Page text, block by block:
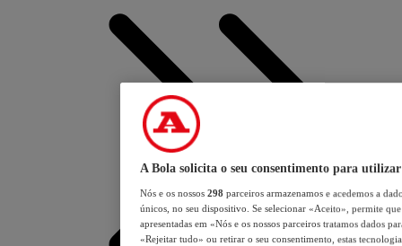
A Bola solicita o seu consentimento para utilizar
Nós e os nossos 298 parceiros armazenamos e acedemos a
únicos, no seu dispositivo. Se selecionar «Aceito», permite
apresentadas em «Nós e os nossos parceiros tratamos dados
«Rejeitar tudo» ou retirar o seu consentimento, estas